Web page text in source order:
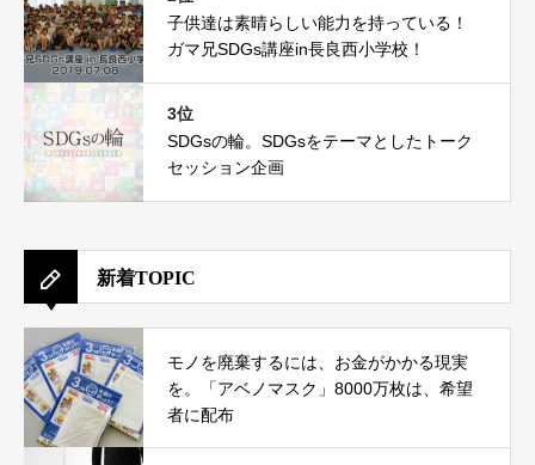
子供達は素晴らしい能力を持っている！
ガマ兄SDGs講座in長良西小学校！
3位
SDGsの輪。SDGsをテーマとしたトーク
セッション企画
新着TOPIC
モノを廃棄するには、お金がかかる現実
を。「アベノマスク」8000万枚は、希望
者に配布